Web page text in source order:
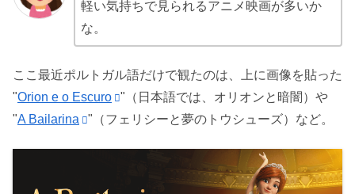
軽い気持ちで見られるアニメ映画が多いか
な。
ここ最近ポルトガル語だけで観たのは、上に画像を貼った
"Orion e o Escuro
"（日本語では、オリオンと暗闇）や
"A Bailarina "（フェリシーと夢のトウシューズ）など。